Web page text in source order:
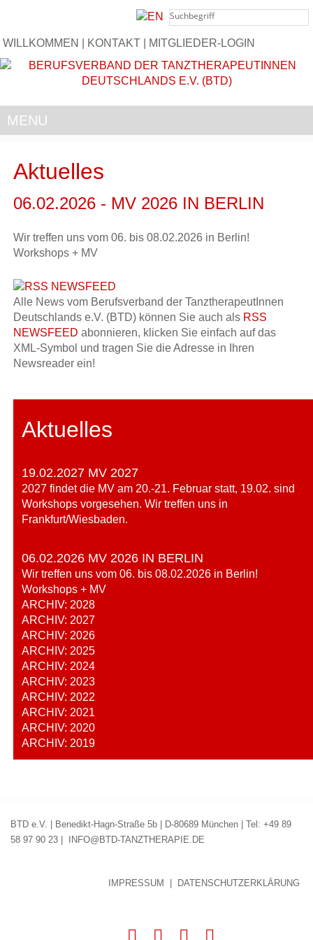
WILLKOMMEN KONTAKT MITGLIEDER-LOGIN
MENU
Aktuelles
06.02.2026 - MV 2026 IN BERLIN
Wir treffen uns vom 06. bis 08.02.2026 in Berlin!
Workshops + MV
Alle News vom Berufsverband der TanztherapeutInnen
Deutschlands e.V. (BTD) können Sie auch als RSS
NEWSFEED abonnieren, klicken Sie einfach auf das
XML-Symbol und tragen Sie die Adresse in Ihren
Newsreader ein!
Aktuelles
19.02.2027 MV 2027
2027 findet die MV am 20.-21. Februar statt, 19.02. sind
Workshops vorgesehen. Wir treffen uns in
Frankfurt/Wiesbaden.
06.02.2026 MV 2026 IN BERLIN
Wir treffen uns vom 06. bis 08.02.2026 in Berlin!
Workshops + MV
ARCHIV: 2028
ARCHIV: 2027
ARCHIV: 2026
ARCHIV: 2025
ARCHIV: 2024
ARCHIV: 2023
ARCHIV: 2022
ARCHIV: 2021
ARCHIV: 2020
ARCHIV: 2019
BTD e.V. | Benedikt-Hagn-Straße 5b | D-80689 München | Tel: +49 89
58 97 90 23 | INFO@BTD-TANZTHERAPIE.DE
IMPRESSUM | DATENSCHUTZERKLÄRUNG